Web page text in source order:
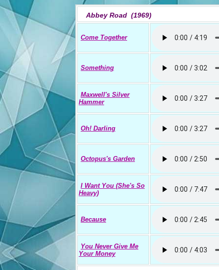
Abbey Road (1969)
Come Together
Something
Maxwell's Silver
Hammer
Oh! Darling
Octopus's Garden
I Want You (She's So
Heavy)
Because
You Never Give Me
Your Money